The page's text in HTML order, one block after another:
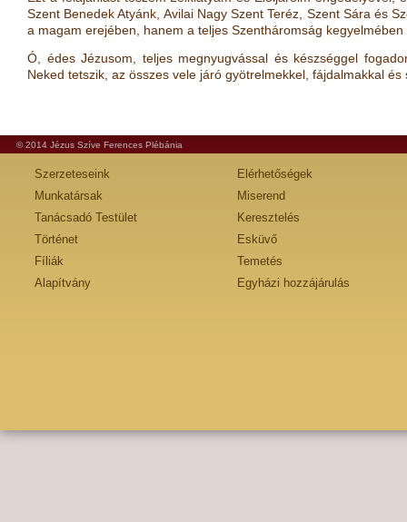
Szent Benedek Atyánk, Avilai Nagy Szent Teréz, Szent Sára és
a magam erejében, hanem a teljes Szentháromság
Ó, édes Jézusom, teljes megnyugvással és készséggel
Neked tetszik, az összes vele járó gyötrelmekkel, fájdalmakkal és
© 2014 Jézus Szíve Ferences Plébánia
Szerzeteseink
Munkatársak
Tanácsadó Testület
Történet
Fíliák
Alapítvány
Elérhetőségek
Miserend
Keresztelés
Esküvő
Temetés
Egyházi hozzájárulás